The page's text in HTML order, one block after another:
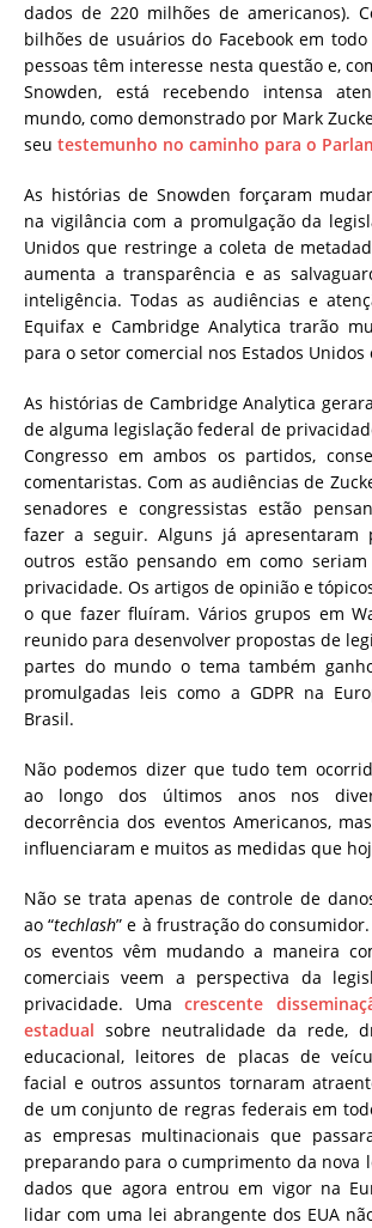
dados de 220 milhões de americanos).
bilhões de usuários do Facebook em
pessoas têm interesse nesta questão e,
Snowden, está recebendo intensa
mundo, como demonstrado por Mark
seu testemunho no caminho para o
As histórias de Snowden forçaram
na vigilância com a promulgação da
Unidos que restringe a coleta de
aumenta a transparência e as
inteligência. Todas as audiências e
Equifax e Cambridge Analytica trarão
para o setor comercial nos Estados Unidos
As histórias de Cambridge Analytica
de alguma legislação federal de
Congresso em ambos os partidos,
comentaristas. Com as audiências de
senadores e congressistas estão
fazer a seguir. Alguns já
outros estão pensando em como
privacidade. Os artigos de opinião e
o que fazer fluíram. Vários grupos em
reunido para desenvolver propostas de
partes do mundo o tema também
promulgadas leis como a GDPR na
Brasil.
Não podemos dizer que tudo tem
ao longo dos últimos anos nos
decorrência dos eventos Americanos,
influenciaram e muitos as medidas que
Não se trata apenas de controle de
ao “techlash” e à frustração do consumidor.
os eventos vêm mudando a maneira
comerciais veem a perspectiva da
privacidade. Umacrescente
estadual sobre neutralidade da rede,
educacional, leitores de placas de
facial e outros assuntos tornaram
de um conjunto de regras federais em
as empresas multinacionais que
preparando para o cumprimento da nova
dados que agora entrou em vigor na
lidar com uma lei abrangente dos EUA